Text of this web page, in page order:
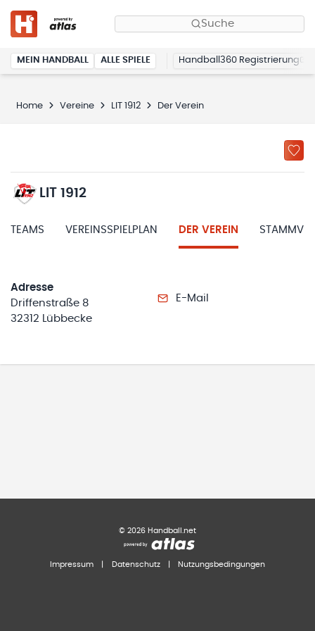
Suche
MEIN HANDBALL ALLE SPIELE Handball360 Registrierung
Home Vereine LIT 1912 Der Verein
LIT 1912
TEAMS VEREINSSPIELPLAN DER VEREIN
Adresse
Driffenstraße 8
32312 Lübbecke
E-Mail
© 2026 Handball.net
Impressum Datenschutz Nutzungsbedingungen